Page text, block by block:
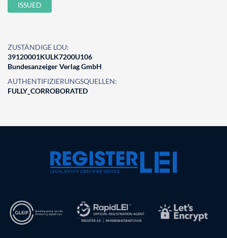
ISSUED
ZUSTÄNDIGE LOU:
39120001KULK7200U106
Bundesanzeiger Verlag GmbH
AUTHENTIFIZIERUNGSQUELLEN:
FULLY_CORROBORATED